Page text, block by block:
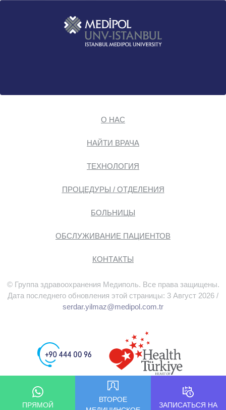
О НАС
НАЙТИ ВРАЧА
ТЕХНОЛОГИЯ
ПРОЦЕДУРЫ / ОТДЕЛЕНИЯ
БОЛЬНИЦЫ
ОБСЛУЖИВАНИЕ ПАЦИЕНТОВ
КОНТАКТЫ
© Группа здравоохранения Медиполь. Все права защищены.
Дата последнего обновления этой страницы: 3 Август 2026 /
serdar.yilmaz@medipol.com.tr
ПРЯМОЙ
ВТОРОЕ
ЗАПИСАТЬСЯ НА